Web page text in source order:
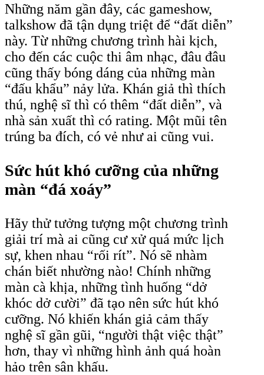
Những năm gần đây, các gameshow,
talkshow đã tận dụng triệt để “đất diễn”
này. Từ những chương trình hài kịch,
cho đến các cuộc thi âm nhạc, đâu đâu
cũng thấy bóng dáng của những màn
“đấu khẩu” nảy lửa. Khán giả thì thích
thú, nghệ sĩ thì có thêm “đất diễn”, và
nhà sản xuất thì có rating. Một mũi tên
trúng ba đích, có vẻ như ai cũng vui.
Sức hút khó cưỡng của những
màn “đá xoáy”
Hãy thử tưởng tượng một chương trình
giải trí mà ai cũng cư xử quá mức lịch
sự, khen nhau “rối rít”. Nó sẽ nhàm
chán biết nhường nào! Chính những
màn cà khịa, những tình huống “dở
khóc dở cười” đã tạo nên sức hút khó
cưỡng. Nó khiến khán giả cảm thấy
nghệ sĩ gần gũi, “người thật việc thật”
hơn, thay vì những hình ảnh quá hoàn
hảo trên sân khấu.